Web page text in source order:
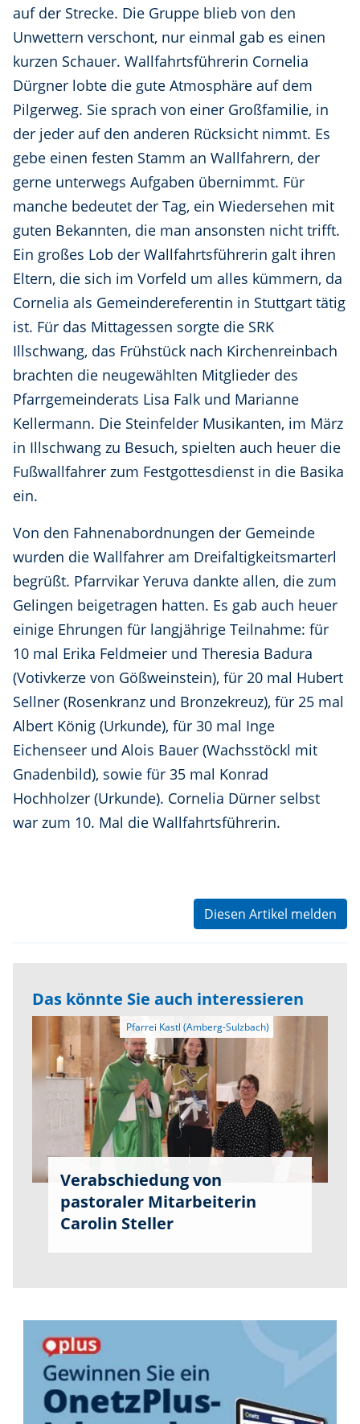
auf der Strecke. Die Gruppe blieb von den
Unwettern verschont, nur einmal gab es einen
kurzen Schauer. Wallfahrtsführerin Cornelia
Dürgner lobte die gute Atmosphäre auf dem
Pilgerweg. Sie sprach von einer Großfamilie, in
der jeder auf den anderen Rücksicht nimmt. Es
gebe einen festen Stamm an Wallfahrern, der
gerne unterwegs Aufgaben übernimmt. Für
manche bedeutet der Tag, ein Wiedersehen mit
guten Bekannten, die man ansonsten nicht trifft.
Ein großes Lob der Wallfahrtsführerin galt ihren
Eltern, die sich im Vorfeld um alles kümmern, da
Cornelia als Gemeindereferentin in Stuttgart tätig
ist. Für das Mittagessen sorgte die SRK
Illschwang, das Frühstück nach Kirchenreinbach
brachten die neugewählten Mitglieder des
Pfarrgemeinderats Lisa Falk und Marianne
Kellermann. Die Steinfelder Musikanten, im März
in Illschwang zu Besuch, spielten auch heuer die
Fußwallfahrer zum Festgottesdienst in die Basika
ein.
Von den Fahnenabordnungen der Gemeinde
wurden die Wallfahrer am Dreifaltigkeitsmarterl
begrüßt. Pfarrvikar Yeruva dankte allen, die zum
Gelingen beigetragen hatten. Es gab auch heuer
einige Ehrungen für langjährige Teilnahme: für
10 mal Erika Feldmeier und Theresia Badura
(Votivkerze von Gößweinstein), für 20 mal Hubert
Sellner (Rosenkranz und Bronzekreuz), für 25 mal
Albert König (Urkunde), für 30 mal Inge
Eichenseer und Alois Bauer (Wachsstöckl mit
Gnadenbild), sowie für 35 mal Konrad
Hochholzer (Urkunde). Cornelia Dürner selbst
war zum 10. Mal die Wallfahrtsführerin.
Diesen Artikel melden
Das könnte Sie auch interessieren
Verabschiedung von
pastoraler Mitarbeiterin
Carolin Steller